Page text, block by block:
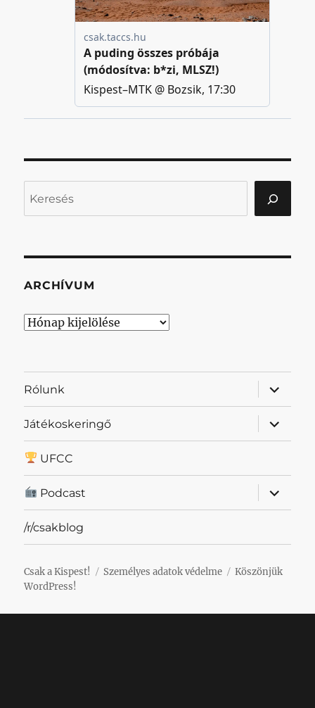
ARCHÍVUM
Archívum
Rólunk
almenü
Játékoskeringő
almenü
UFCC
Podcast
almenü
/r/csakblog
Csak a Kispest! Személyes adatok védelme
Köszönjük
WordPress!